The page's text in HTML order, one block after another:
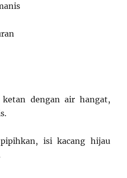
ketan dengan air hangat,
isi kacang hijau